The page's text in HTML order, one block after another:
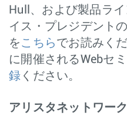
Hull、および製品ラ
イス・プレジデント
を こちら でお読みく
に開催されるWebセ
録 ください。
アリスタネットワー